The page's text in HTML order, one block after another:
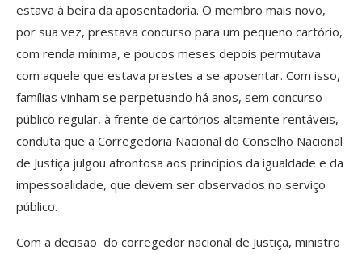
estava à beira da aposentadoria. O membro mais novo,
por sua vez, prestava concurso para um pequeno cartório,
com renda mínima, e poucos meses depois permutava
com aquele que estava prestes a se aposentar. Com isso,
famílias vinham se perpetuando há anos, sem concurso
público regular, à frente de cartórios altamente rentáveis,
conduta que a Corregedoria Nacional do Conselho Nacional
de Justiça julgou afrontosa aos princípios da igualdade e da
impessoalidade, que devem ser observados no serviço
público.
Com a decisão do corregedor nacional de Justiça, ministro